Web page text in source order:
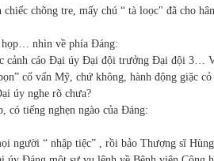
chõng tre, mấy chú “ tà loọc" đã cho
nhìn về phía Đáng:
cảnh cáo Đại úy Đại đội trưởng Đại đội 3…
cố vấn Mỹ, chứ không, hành động giặc
úy nghe rõ chưa?
có tiếng nghẹn ngào của Đáng:
người “ nhập tiệc” , rồi bảo Thượng sĩ